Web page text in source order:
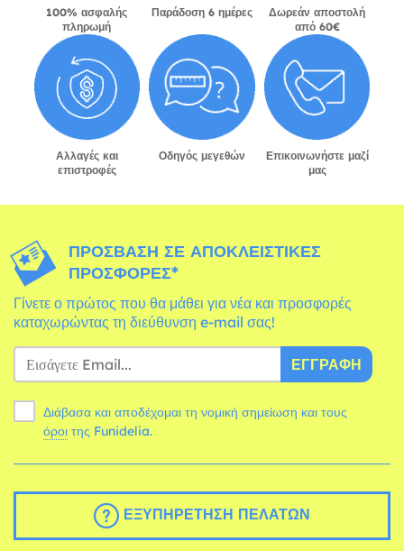
100% ασφαλής
πληρωμή
Παράδοση 6 ημέρες
Δωρεάν αποστολή
από 60€
Αλλαγές και
επιστροφές
Οδηγός μεγεθών
Επικοινωνήστε μαζί
μας
ΠΡΌΣΒΑΣΗ ΣΕ ΑΠΟΚΛΕΙΣΤΙΚΈΣ
ΠΡΟΣΦΟΡΈΣ*
Γίνετε ο πρώτος που θα μάθει για νέα και προσφορές
καταχωρώντας τη διεύθυνση e-mail σας!
ΕΓΓΡΑΦΉ
Διάβασα και αποδέχομαι τη νομική σημείωση και τους
όροι της Funidelia.
ΕΞΥΠΗΡΈΤΗΣΗ ΠΕΛΑΤΏΝ